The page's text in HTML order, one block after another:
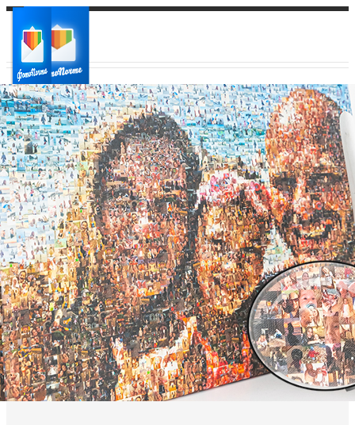
Ваш город:
Ваш регион доставки
Выберите из списка: